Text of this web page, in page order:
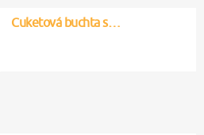
Cuketová buchta s…